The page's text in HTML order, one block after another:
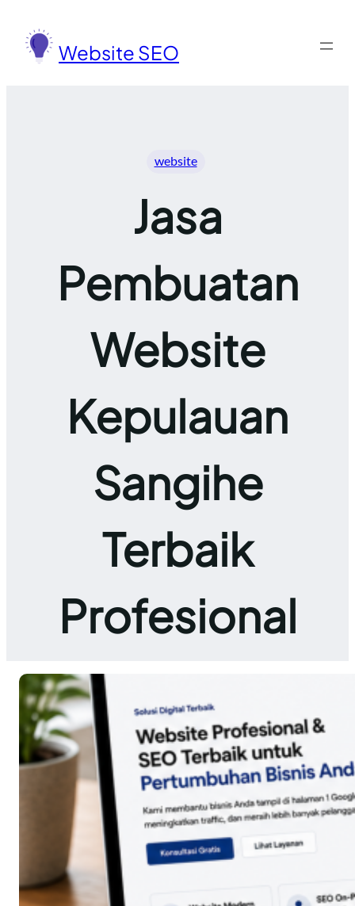
konten
Website SEO
website
Jasa
Pembuatan
Website
Kepulauan
Sangihe
Terbaik
Profesional